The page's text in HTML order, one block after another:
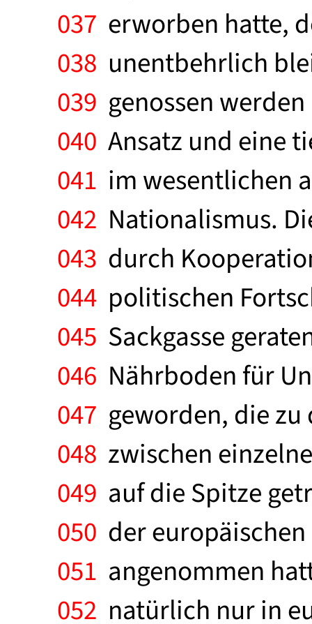
037 erworben hatte,
038 unentbehrlich
039 genossen
040 Ansatz und eine
041 im wesentlichen
042 Nationalismus.
043 durch
044 politischen
045 Sackgasse
046 Nährboden für
047 geworden, die
048 zwischen
049 auf die Spitze
050 der
051 angenommen
052 natürlich nur in